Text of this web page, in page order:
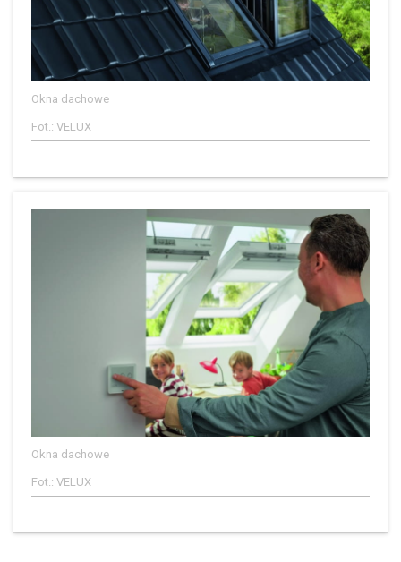
Okna dachowe
Fot.: VELUX
Okna dachowe
Fot.: VELUX